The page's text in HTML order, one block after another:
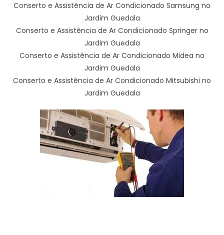
Conserto e Assistência de Ar Condicionado Samsung no
Jardim Guedala
Conserto e Assistência de Ar Condicionado Springer no
Jardim Guedala
Conserto e Assistência de Ar Condicionado Midea no
Jardim Guedala
Conserto e Assistência de Ar Condicionado Mitsubishi no
Jardim Guedala